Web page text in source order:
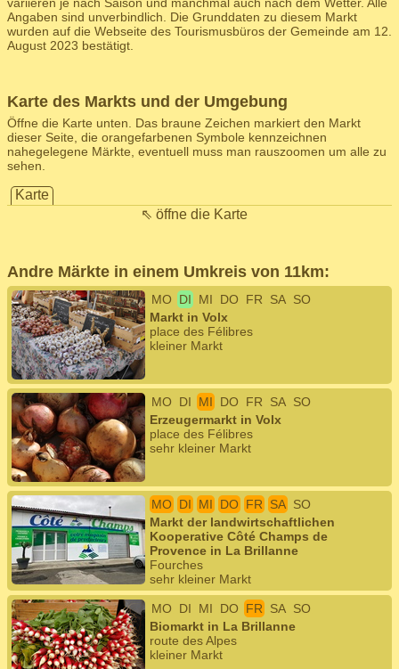
Angaben sind unverbindlich. Die Grunddaten zu diesem Markt
wurden auf die Webseite des Tourismusbüros der Gemeinde am 12.
August 2023 bestätigt.
Karte des Markts und der Umgebung
Öffne die Karte unten. Das braune Zeichen markiert den Markt
dieser Seite, die orangefarbenen Symbole kennzeichnen
nahegelegene Märkte, eventuell muss man rauszoomen um alle zu
sehen.
Karte
⇖ öffne die Karte
Andre Märkte in einem Umkreis von 11km:
MO DI MI DO FR SA SO
Markt in Volx
place des Félibres
kleiner Markt
MO DI MI DO FR SA SO
Erzeugermarkt in Volx
place des Félibres
sehr kleiner Markt
MO DI MI DO FR SA SO
Markt der landwirtschaftlichen
Kooperative Côté Champs de
Provence in La Brillanne
Fourches
sehr kleiner Markt
MO DI MI DO FR SA SO
Biomarkt in La Brillanne
route des Alpes
kleiner Markt